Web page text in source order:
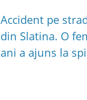
Accident pe
din Slatina. O
ani a ajuns la